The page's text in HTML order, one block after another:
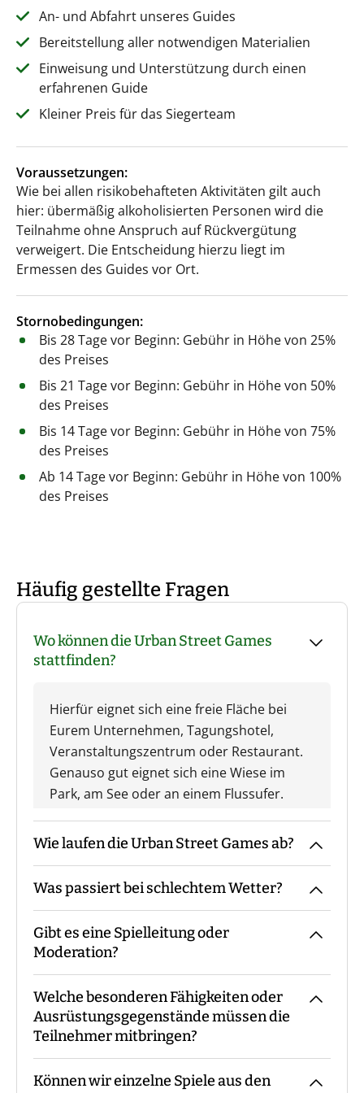
An- und Abfahrt unseres Guides
Bereitstellung aller notwendigen Materialien
Einweisung und Unterstützung durch einen
erfahrenen Guide
Kleiner Preis für das Siegerteam
Voraussetzungen:
Wie bei allen risikobehafteten Aktivitäten gilt auch
hier: übermäßig alkoholisierten Personen wird die
Teilnahme ohne Anspruch auf Rückvergütung
verweigert. Die Entscheidung hierzu liegt im
Ermessen des Guides vor Ort.
Stornobedingungen:
Bis 28 Tage vor Beginn: Gebühr in Höhe von 25%
des Preises
Bis 21 Tage vor Beginn: Gebühr in Höhe von 50%
des Preises
Bis 14 Tage vor Beginn: Gebühr in Höhe von 75%
des Preises
Ab 14 Tage vor Beginn: Gebühr in Höhe von 100%
des Preises
Häufig gestellte Fragen
Wo können die Urban Street Games
stattfinden?
Hierfür eignet sich eine freie Fläche bei
Eurem Unternehmen, Tagungshotel,
Veranstaltungszentrum oder Restaurant.
Genauso gut eignet sich eine Wiese im
Park, am See oder an einem Flussufer.
Wie laufen die Urban Street Games ab?
Der Guide kommt mit den Materialien zum
vereinbarten Treffpunkt, macht die
Begrüßung sowie ggf. die
Gruppeneinteilung. Danach erfolgt eine
Einweisung in Materialien und Ablauf,
bevor es losgeht. Während des Events
begleitet Euch der Guide die ganze Zeit
bzw. steht für Fragen zur Verfügung. Am
Ende macht der Guide eine Auswertung
und eine Siegerehrung.
Was passiert bei schlechtem Wetter?
Das Event findet grundsätzlich bei jedem
Wetter statt. Eine Ausnahme bildet eine
amtliche Unwetterwarnung.
Gibt es eine Spielleitung oder
Moderation?
Bei unseren Urban Street Games sind - je
nach Teilnehmerzahl - immer ein oder
mehrere Guides mit Euch vor Ort.
Welche besonderen Fähigkeiten oder
Ausrüstungsgegenstände müssen die
Teilnehmer mitbringen?
Es sind keine speziellen Vorkenntnisse
Können wir einzelne Spiele aus den